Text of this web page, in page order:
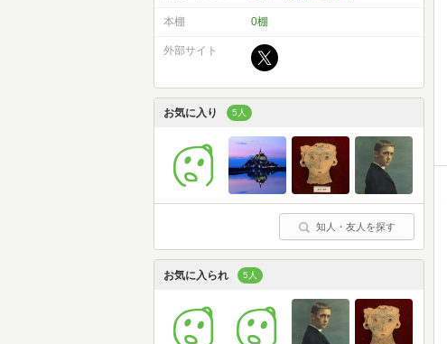
本棚 0棚
外部サイト
お気に入り 5人
知人・友人を探す
お気に入られ 5人